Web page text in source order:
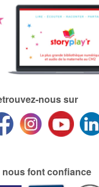
nous sur
nous font confiance